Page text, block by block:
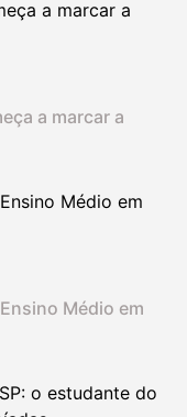
a marcar a
Médio em